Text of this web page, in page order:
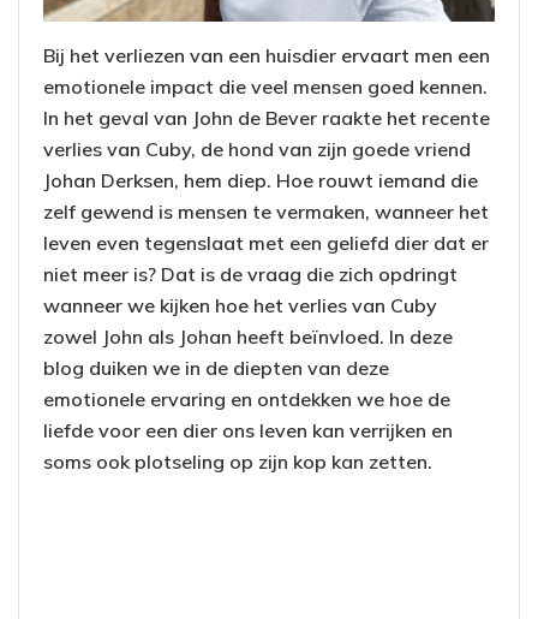
Bij het verliezen van een huisdier ervaart men een
emotionele impact die veel mensen goed kennen.
In het geval van John de Bever raakte het recente
verlies van Cuby, de hond van zijn goede vriend
Johan Derksen, hem diep. Hoe rouwt iemand die
zelf gewend is mensen te vermaken, wanneer het
leven even tegenslaat met een geliefd dier dat er
niet meer is? Dat is de vraag die zich opdringt
wanneer we kijken hoe het verlies van Cuby
zowel John als Johan heeft beïnvloed. In deze
blog duiken we in de diepten van deze
emotionele ervaring en ontdekken we hoe de
liefde voor een dier ons leven kan verrijken en
soms ook plotseling op zijn kop kan zetten.